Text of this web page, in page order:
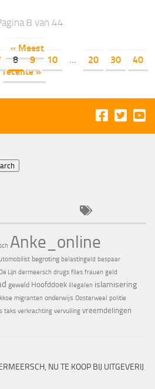
8 van 44
« Meest
8 9 10 ... 20 30
40
recente »
Anke_online
begroting belastingeld bespaar
De Lijn dermeersch drugs files frauen geld
geweld Hoofddoek illegalen islamisering
migranten onderwijs Oosterweel politie
taks verkrachting vervuiling vreemdelingen
NU TE KOOP BIJ UITGEVERIJ